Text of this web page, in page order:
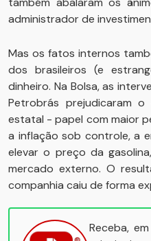
administrador de
Mas os fatos internos
dos brasileiros (e
dinheiro. Na Bolsa, as
Petrobrás prejudicaram
estatal - papel com maior
a inflação sob controle, a
elevar o preço da
mercado externo. O
companhia caiu de forma
Receba, em